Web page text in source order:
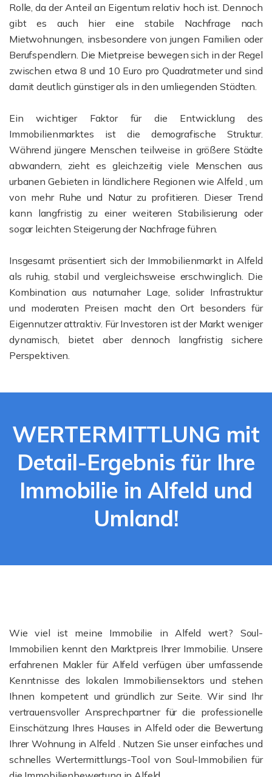
Rolle, da der Anteil an Eigentum relativ hoch ist. Dennoch
gibt es auch hier eine stabile Nachfrage nach
Mietwohnungen, insbesondere von jungen Familien oder
Berufspendlern. Die Mietpreise bewegen sich in der Regel
zwischen etwa 8 und 10 Euro pro Quadratmeter und sind
damit deutlich günstiger als in den umliegenden Städten.
Ein wichtiger Faktor für die Entwicklung des
Immobilienmarktes ist die demografische Struktur.
Während jüngere Menschen teilweise in größere Städte
abwandern, zieht es gleichzeitig viele Menschen aus
urbanen Gebieten in ländlichere Regionen wie Alfeld , um
von mehr Ruhe und Natur zu profitieren. Dieser Trend
kann langfristig zu einer weiteren Stabilisierung oder
sogar leichten Steigerung der Nachfrage führen.
Insgesamt präsentiert sich der Immobilienmarkt in Alfeld
als ruhig, stabil und vergleichsweise erschwinglich. Die
Kombination aus naturnaher Lage, solider Infrastruktur
und moderaten Preisen macht den Ort besonders für
Eigennutzer attraktiv. Für Investoren ist der Markt weniger
dynamisch, bietet aber dennoch langfristig sichere
Perspektiven.
WERTERMITTLUNG mit
Detail-Ergebnis für Ihre
Immobilie in Alfeld und
Umland!
Wie viel ist meine Immobilie in Alfeld wert? Soul-
Immobilien kennt den Marktpreis Ihrer Immobilie. Unsere
erfahrenen Makler für Alfeld verfügen über umfassende
Kenntnisse des lokalen Immobiliensektors und stehen
Ihnen kompetent und gründlich zur Seite. Wir sind Ihr
vertrauensvoller Ansprechpartner für die professionelle
Einschätzung Ihres Hauses in Alfeld oder die Bewertung
Ihrer Wohnung in Alfeld . Nutzen Sie unser einfaches und
schnelles Wertermittlungs-Tool von Soul-Immobilien für